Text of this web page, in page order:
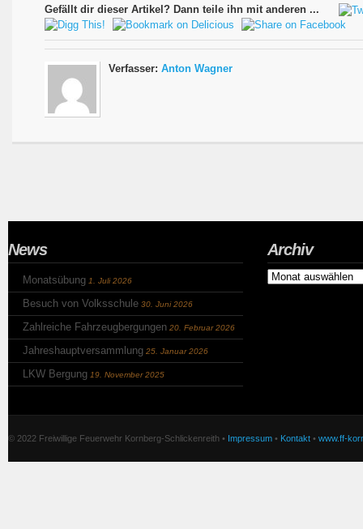
Gefällt dir dieser Artikel? Dann teile ihn mit anderen ...
Verfasser: Anton Wagner
News
Monatsübung 1. Juli 2026
Besuch von Volksschule 30. Juni 2026
Zahlreiche Fahrzeugbergungen 20. Februar 2026
Jahreshauptversammlung 25. Januar 2026
LKW Bergung 19. November 2025
Archiv
Archiv
© 2022 Freiwillige Feuerwehr Kornberg-Schlickenreith • Impressum • Kontakt • www.ff-